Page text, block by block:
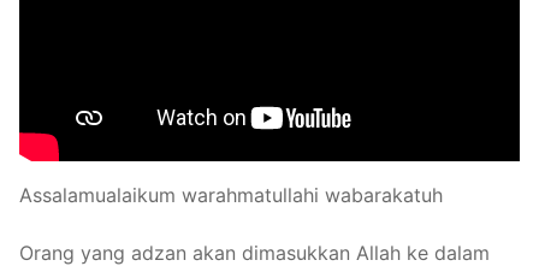
Assalamualaikum warahmatullahi wabarakatuh
Orang yang adzan akan dimasukkan Allah ke dalam